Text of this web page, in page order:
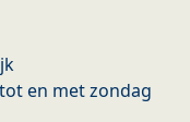
en met zondag